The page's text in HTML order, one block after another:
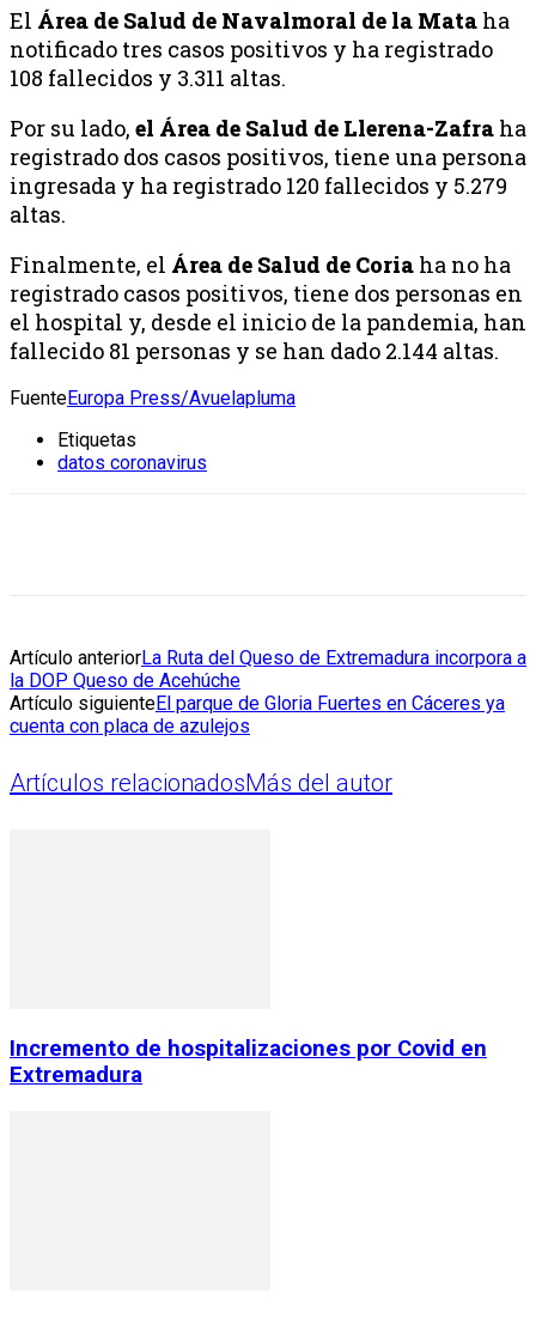
El Área de Salud de Navalmoral de la Mata ha
notificado tres casos positivos y ha registrado
108 fallecidos y 3.311 altas.
Por su lado, el Área de Salud de Llerena-Zafra ha
registrado dos casos positivos, tiene una persona
ingresada y ha registrado 120 fallecidos y 5.279
altas.
Finalmente, el Área de Salud de Coria ha no ha
registrado casos positivos, tiene dos personas en
el hospital y, desde el inicio de la pandemia, han
fallecido 81 personas y se han dado 2.144 altas.
FuenteEuropa Press/Avuelapluma
Etiquetas
datos coronavirus
Artículo anteriorLa Ruta del Queso de Extremadura incorpora a
la DOP Queso de Acehúche
Artículo siguienteEl parque de Gloria Fuertes en Cáceres ya
cuenta con placa de azulejos
Artículos relacionadosMás del autor
Incremento de hospitalizaciones por Covid en
Extremadura